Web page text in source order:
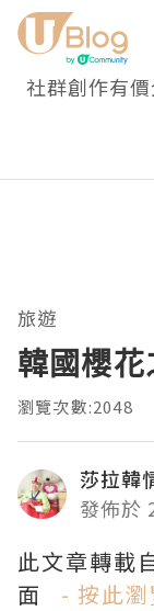
社群創作有
旅遊
韓國櫻
瀏覽次數:2048
莎拉韓
發佈於
此文章轉載
面 - 按此